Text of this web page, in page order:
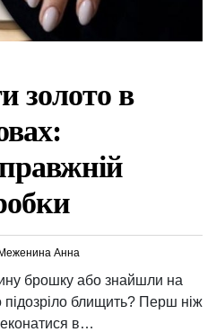
золото в
Анна
брошку або знайшли на
блищить? Перш ніж
в…